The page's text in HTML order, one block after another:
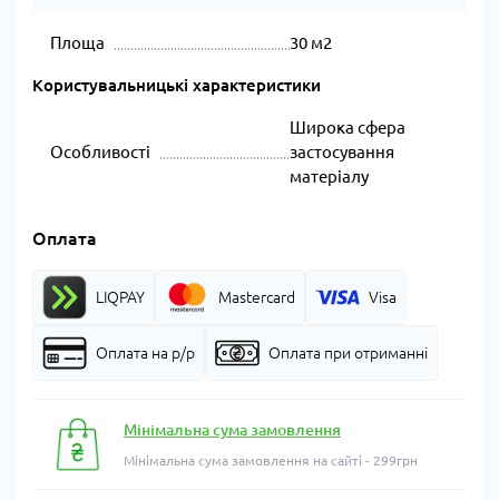
Площа 30 м2
Користувальницькі характеристики
Особливості
Широка сфера
застосування
матеріалу
Оплата
LIQPAY Mastercard Visa
Оплата на р/р Оплата при отриманні
Мінімальна сума замовлення
Мінімальна сума замовлення на сайті - 299грн